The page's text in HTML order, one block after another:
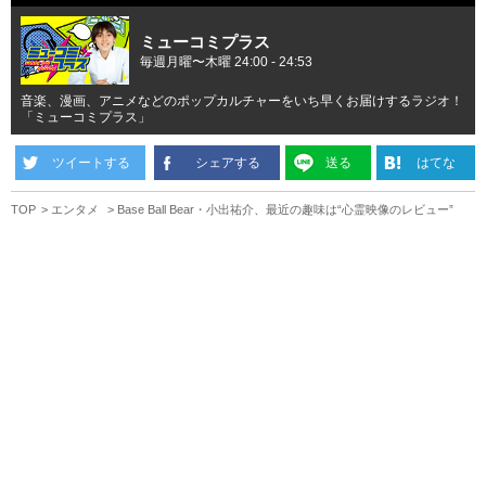
ミューコミプラス
毎週月曜〜木曜 24:00 - 24:53
音楽、漫画、アニメなどのポップカルチャーをいち早くお届けするラジオ！
「ミューコミプラス」
ツイートする シェアする 送る はてな
TOP エンタメ Base Ball Bear・小出祐介、最近の趣味は“心霊映像のレビュー”